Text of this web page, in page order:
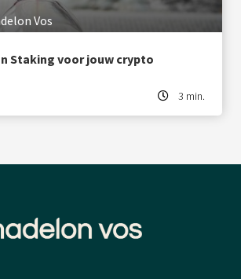
Vos
Staking voor jouw crypto
3 min.